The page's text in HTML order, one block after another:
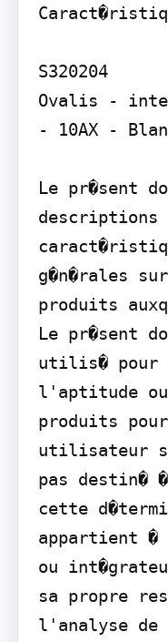
S320204
Ovalis -
- 10AX -
Le pr�sent
descriptions
g�n�rales
produits
Le pr�sent
utilis� pour
l'aptitude
produits
utilisateur
pas destin�
cette
appartient �
ou
sa propre
l'analyse de